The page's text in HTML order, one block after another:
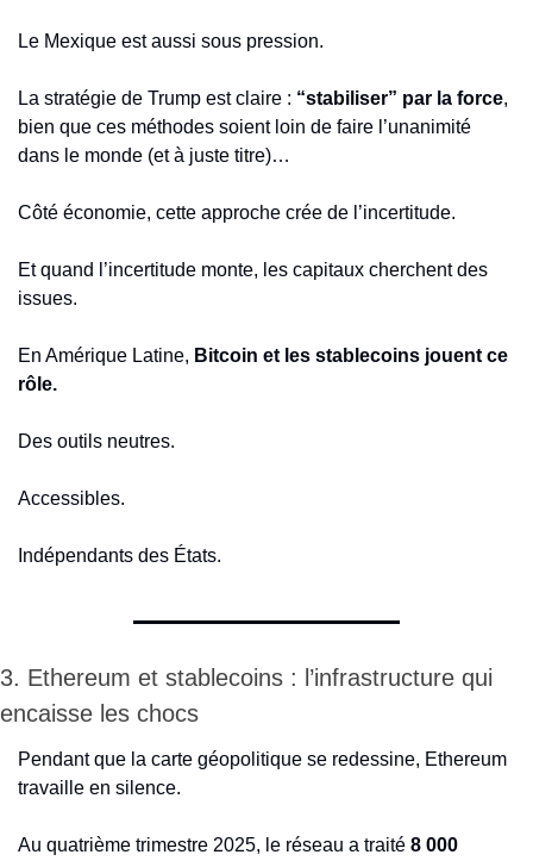
Le Mexique est aussi sous pression.
La stratégie de Trump est claire : “stabiliser” par la force,
bien que ces méthodes soient loin de faire l’unanimité
dans le monde (et à juste titre)…
Côté économie, cette approche crée de l’incertitude.
Et quand l’incertitude monte, les capitaux cherchent des
issues.
En Amérique Latine, Bitcoin et les stablecoins jouent ce
rôle.
Des outils neutres.
Accessibles.
Indépendants des États.
3. Ethereum et stablecoins : l’infrastructure qui
encaisse les chocs
Pendant que la carte géopolitique se redessine, Ethereum
travaille en silence.
Au quatrième trimestre 2025, le réseau a traité 8 000